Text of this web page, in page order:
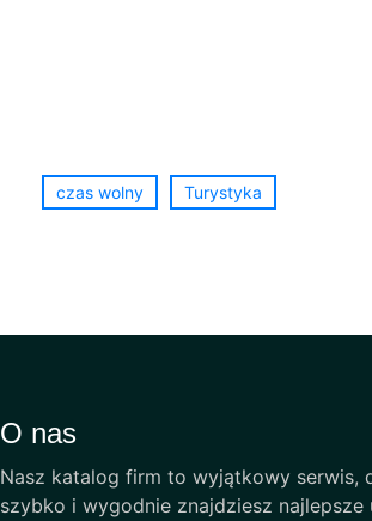
czas wolny Turystyka
O nas
Nasz katalog firm to wyjątkowy serwis,
szybko i wygodnie znajdziesz najlepsze